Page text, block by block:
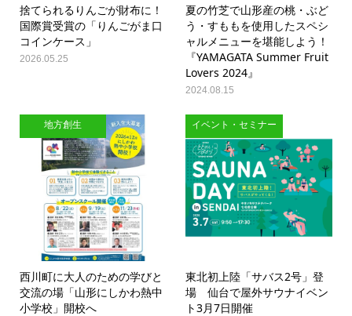
捨てられるりんごが財布に！
国際賞受賞の「りんごがま口
コインケース」
2026.05.25
夏の竹芝で山形産の桃・ぶど
う・すももを使用したスペシ
ャルメニューを堪能しよう！
『YAMAGATA Summer Fruit
Lovers 2024』
2024.08.15
地方創生
西川町に大人のための学びと
交流の場「山形にしかわ熱中
小学校」開校へ
イベント・セミナー
東北初上陸「サバス2号」登
場 仙台で屋外サウナイベン
ト3月7日開催